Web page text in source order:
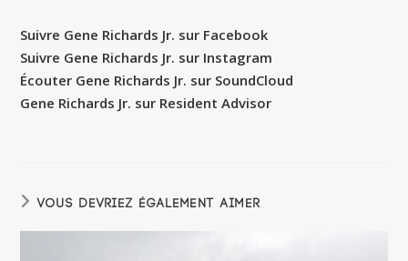
Suivre Gene Richards Jr. sur Facebook
Suivre Gene Richards Jr. sur Instagram
Écouter Gene Richards Jr. sur SoundCloud
Gene Richards Jr. sur Resident Advisor
VOUS DEVRIEZ ÉGALEMENT AIMER